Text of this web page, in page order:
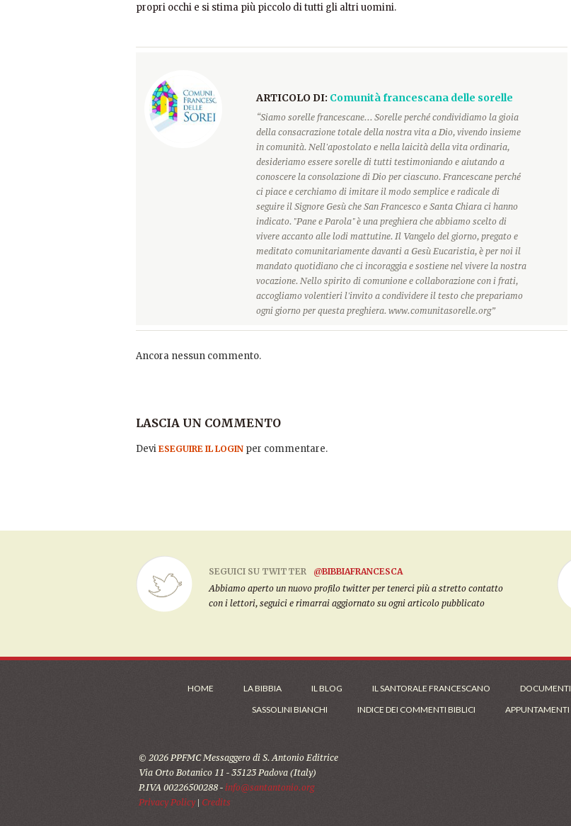
propri occhi e si stima più piccolo di tutti gli altri uomini.
ARTICOLO DI: Comunità francescana delle sorelle
“Siamo sorelle francescane... Sorelle perché condividiamo la gioia
della consacrazione totale della nostra vita a Dio, vivendo insieme
in comunità. Nell'apostolato e nella laicità della vita ordinaria,
desideriamo essere sorelle di tutti testimoniando e aiutando a
conoscere la consolazione di Dio per ciascuno. Francescane perché
ci piace e cerchiamo di imitare il modo semplice e radicale di
seguire il Signore Gesù che San Francesco e Santa Chiara ci hanno
indicato. "Pane e Parola" è una preghiera che abbiamo scelto di
vivere accanto alle lodi mattutine. Il Vangelo del giorno, pregato e
meditato comunitariamente davanti a Gesù Eucaristia, è per noi il
mandato quotidiano che ci incoraggia e sostiene nel vivere la nostra
vocazione. Nello spirito di comunione e collaborazione con i frati,
accogliamo volentieri l'invito a condividere il testo che prepariamo
ogni giorno per questa preghiera. www.comunitasorelle.org”
Ancora nessun commento.
LASCIA UN COMMENTO
Devi ESEGUIRE IL LOGIN per commentare.
SEGUICI SU TWITTER
@BIBBIAFRANCESCA
Abbiamo aperto un nuovo profilo twitter per tenerci più a stretto contatto
con i lettori, seguici e rimarrai aggiornato su ogni articolo pubblicato
HOME LA BIBBIA IL BLOG IL SANTORALE FRANCESCANO DOCUMENTI
SASSOLINI BIANCHI
INDICE DEI COMMENTI BIBLICI APPUNTAMENTI
© 2026 PPFMC Messaggero di S. Antonio Editrice
Via Orto Botanico 11 - 35123 Padova (Italy)
P.IVA 00226500288 - info@santantonio.org
Privacy Policy| Credits